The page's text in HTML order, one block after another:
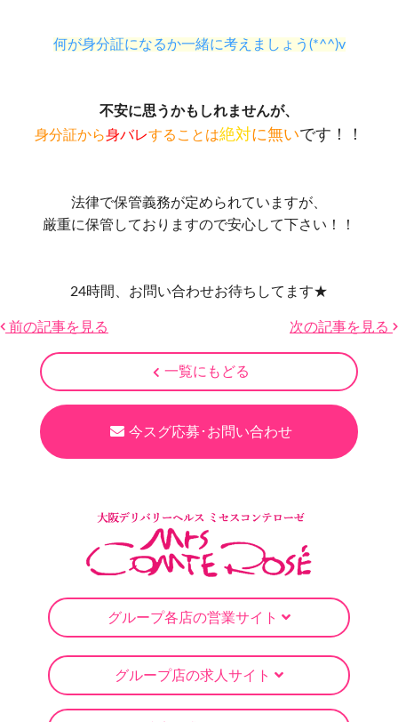
何が身分証になるか一緒に考えましょう(*^^)v
不安に思うかもしれませんが、
身分証から身バレすることは絶対に無いです！！
法律で保管義務が定められていますが、
厳重に保管しておりますので安心して下さい！！
24時間、お問い合わせお待ちしてます★
前の記事を見る 次の記事を見る
一覧にもどる
今スグ応募･お問い合わせ
グループ各店の営業サイト
グループ店の求人サイト